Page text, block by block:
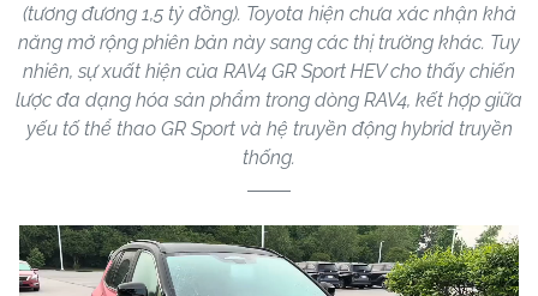
(tương đương 1,5 tỷ đồng). Toyota hiện chưa xác nhận khả
năng mở rộng phiên bản này sang các thị trường khác. Tuy
nhiên, sự xuất hiện của RAV4 GR Sport HEV cho thấy chiến
lược đa dạng hóa sản phẩm trong dòng RAV4, kết hợp giữa
yếu tố thể thao GR Sport và hệ truyền động hybrid truyền
thống.